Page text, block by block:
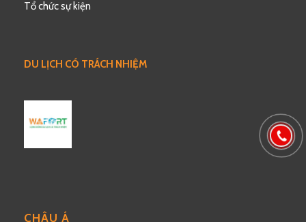
Tổ chức sự kiện
DU LỊCH CÓ TRÁCH NHIỆM
CHÂU Á